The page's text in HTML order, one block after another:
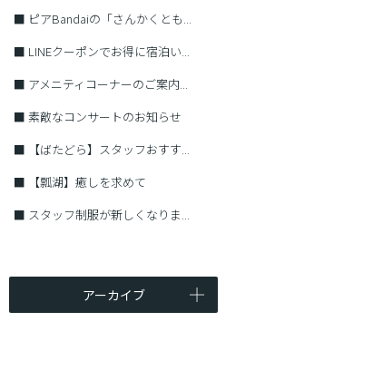
■ ピアBandaiの「さんかくとも...
■ LINEクーポンでお得に宿泊い...
■ アメニティコーナーのご案内...
■ 素敵なコンサートのお知らせ
■
【ばたどら】スタッフおすす...
■
【瓢湖】癒しを求めて
■ スタッフ制服が新しくなりま...
アーカイブ